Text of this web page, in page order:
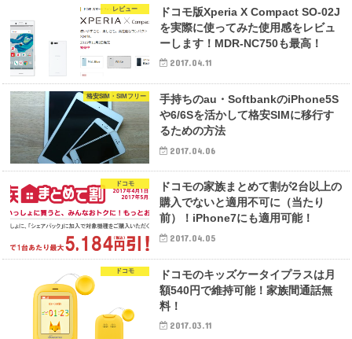
レビュー
ドコモ版Xperia X Compact SO-02J
を実際に使ってみた使用感をレビュ
ーします！MDR-NC750も最高！
2017.04.11
格安SIM・SIMフリー
手持ちのau・SoftbankのiPhone5S
や6/6Sを活かして格安SIMに移行す
るための方法
2017.04.06
ドコモ
ドコモの家族まとめて割が2台以上の
購入でないと適用不可に（当たり
前）！iPhone7にも適用可能！
2017.04.05
ドコモ
ドコモのキッズケータイプラスは月
額540円で維持可能！家族間通話無
料！
2017.03.11